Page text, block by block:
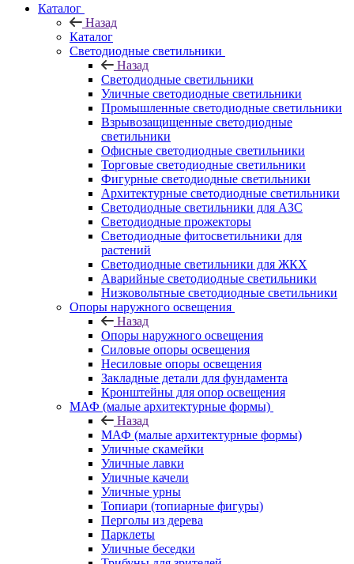
Каталог
Назад
Каталог
Светодиодные светильники
Назад
Светодиодные светильники
Уличные светодиодные светильники
Промышленные светодиодные светильники
Взрывозащищенные светодиодные
светильники
Офисные светодиодные светильники
Торговые светодиодные светильники
Фигурные светодиодные светильники
Архитектурные светодиодные светильники
Светодиодные светильники для АЗС
Светодиодные прожекторы
Светодиодные фитосветильники для
растений
Светодиодные светильники для ЖКХ
Аварийные светодиодные светильники
Низковольтные светодиодные светильники
Опоры наружного освещения
Назад
Опоры наружного освещения
Силовые опоры освещения
Несиловые опоры освещения
Закладные детали для фундамента
Кронштейны для опор освещения
МАФ (малые архитектурные формы)
Назад
МАФ (малые архитектурные формы)
Уличные скамейки
Уличные лавки
Уличные качели
Уличные урны
Топиари (топиарные фигуры)
Перголы из дерева
Парклеты
Уличные беседки